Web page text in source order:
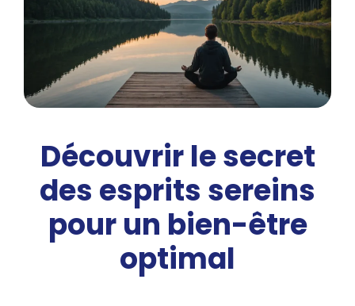
Découvrir le secret
des esprits sereins
pour un bien-être
optimal